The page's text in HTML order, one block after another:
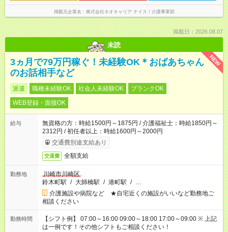
掲載元企業名 株式会社ネオキャリア ナイス！介護事業部
掲載日：2026.08.07
未読
NEW
3ヵ月で79万円稼ぐ！未経験OK＊おばあちゃん
のお話相手など
派遣 職種未経験OK 社会人未経験OK
ブランクOK
WEB登録・面接OK
給与
無資格の方：時給1500円～1875円 / 介護福祉士：時給1850円～
2312円 / 初任者以上：時給1600円～2000円
交通費別途支給あり
交通費 全額支給
勤務地
川崎市川崎区
鈴木町駅 / 大師橋駅 / 港町駅 / …
介護施設や病院など ★自宅近くの施設がいいなど勤務地ご
相談ください
勤務時間
【シフト例】 07:00～16:00 09:00～18:00 17:00～09:00 ※ 上記
は一例です！その他シフトもご相談ください！